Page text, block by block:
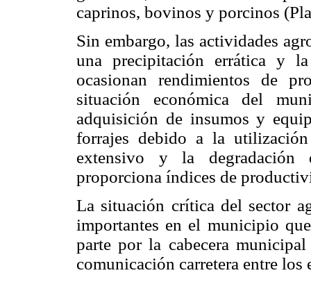
caprinos, bovinos y porcinos
Sin embargo, las actividades
una precipitación errática y
ocasionan rendimientos de
situación económica del
adquisición de insumos y
forrajes debido a la
extensivo y la degradación
proporciona índices de
La situación crítica del sector
importantes en el municipio
parte por la cabecera
comunicación carretera entre los